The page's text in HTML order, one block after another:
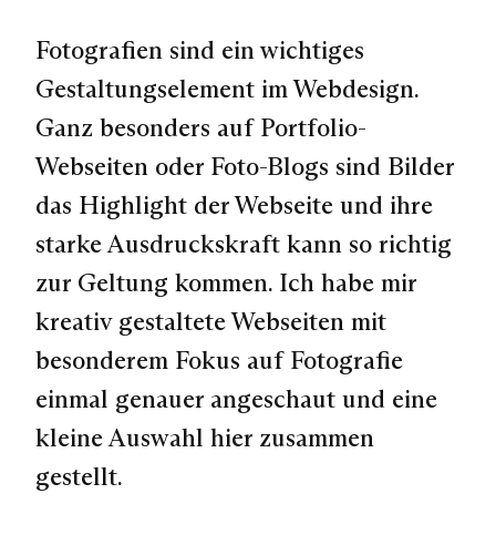
Fotografien sind ein wichtiges
Gestaltungselement im Webdesign.
Ganz besonders auf Portfolio-
Webseiten oder Foto-Blogs sind Bilder
das Highlight der Webseite und ihre
starke Ausdruckskraft kann so richtig
zur Geltung kommen. Ich habe mir
kreativ gestaltete Webseiten mit
besonderem Fokus auf Fotografie
einmal genauer angeschaut und eine
kleine Auswahl hier zusammen
gestellt.